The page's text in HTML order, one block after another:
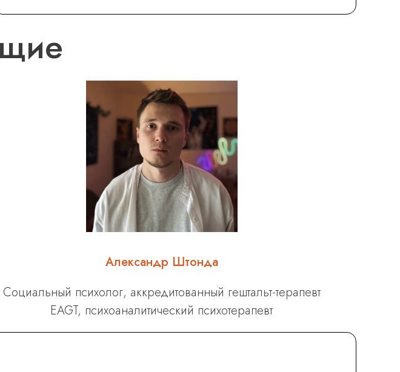
Александр Штонда
Социальный психолог, аккредитованный гештальт-терапевт
EAGT, психоаналитический психотерапевт